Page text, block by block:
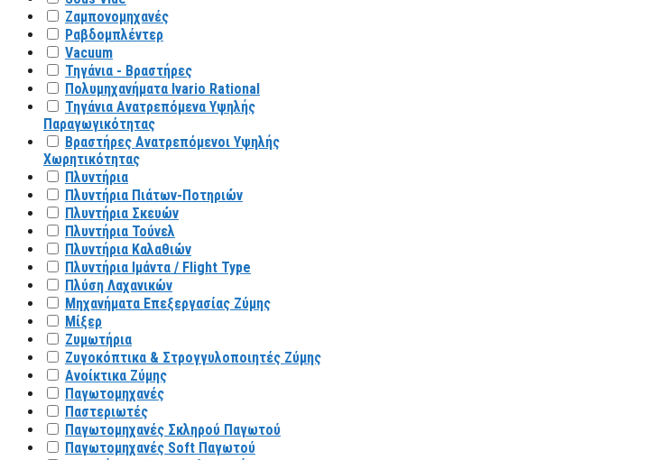
Ζαμπονομηχανές
Ραβδομπλέντερ
Vacuum
Τηγάνια - Βραστήρες
Πολυμηχανήματα Ivario Rational
Τηγάνια Ανατρεπόμενα Υψηλής
Παραγωγικότητας
Βραστήρες Ανατρεπόμενοι Υψηλής
Χωρητικότητας
Πλυντήρια
Πλυντήρια Πιάτων-Ποτηριών
Πλυντήρια Σκευών
Πλυντήρια Τούνελ
Πλυντήρια Καλαθιών
Πλυντήρια Ιμάντα / Flight Type
Πλύση Λαχανικών
Μηχανήματα Επεξεργασίας Ζύμης
Μίξερ
Ζυμωτήρια
Ζυγοκόπτικα & Στρογγυλοποιητές Ζύμης
Ανοίκτικα Ζύμης
Παγωτομηχανές
Παστεριωτές
Παγωτομηχανές Σκληρού Παγωτού
Παγωτομηχανές Soft Παγωτού